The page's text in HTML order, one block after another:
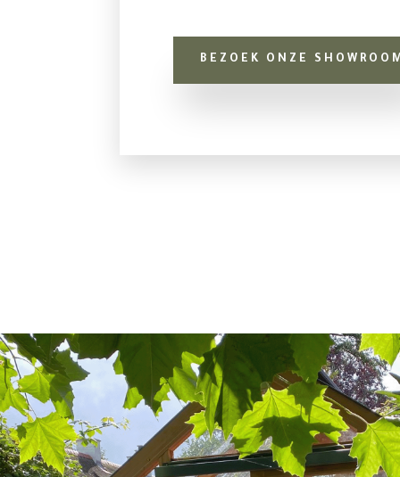
BEZOEK ONZE